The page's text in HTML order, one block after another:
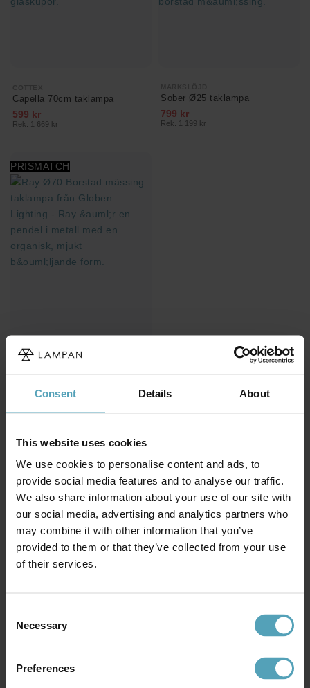
Consent Details About
This website uses cookies
We use cookies to personalise content and ads, to
provide social media features and to analyse our traffic.
We also share information about your use of our site with
our social media, advertising and analytics partners who
may combine it with other information that you’ve
provided to them or that they’ve collected from your use
of their services.
Selection
Necessary
Preferences
Capella 70cm taklampa
599 kr
Rek. 1 669 kr
Sober Ø25 taklampa
799 kr
Rek. 1 199 kr
PRISMATCH
GLOBEN LIGHTING
1 804 kr
Rek. 2 859 kr
Andra köpte även
UTGÅENDE UTGÅENDE